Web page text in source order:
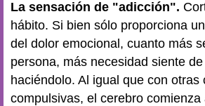
La sensación de "adicción".
hábito. Si bien sólo proporciona
del dolor emocional, cuanto más
persona, más necesidad siente
haciéndolo. Al igual que con otras
compulsivas, el cerebro comienza